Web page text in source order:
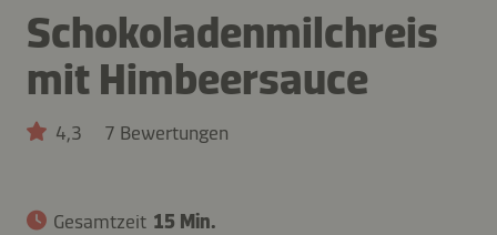
Schokoladenmilchreis
mit Himbeersauce
4,3 7 Bewertungen
Gesamtzeit 15 Min.